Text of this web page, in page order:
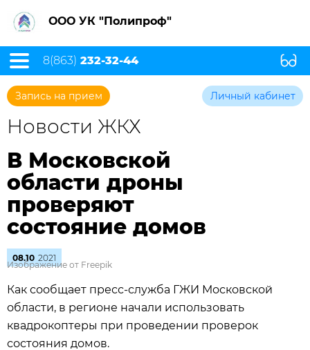
ООО УК "Полипроф"
8(863) 232-32-44
Запись на прием Личный кабинет
Новости ЖКХ
В Московской
области дроны
проверяют
состояние домов
08.10 2021
Изображение от Freepik
Как сообщает пресс-служба ГЖИ Московской
области, в регионе начали использовать
квадрокоптеры при проведении проверок
состояния домов.